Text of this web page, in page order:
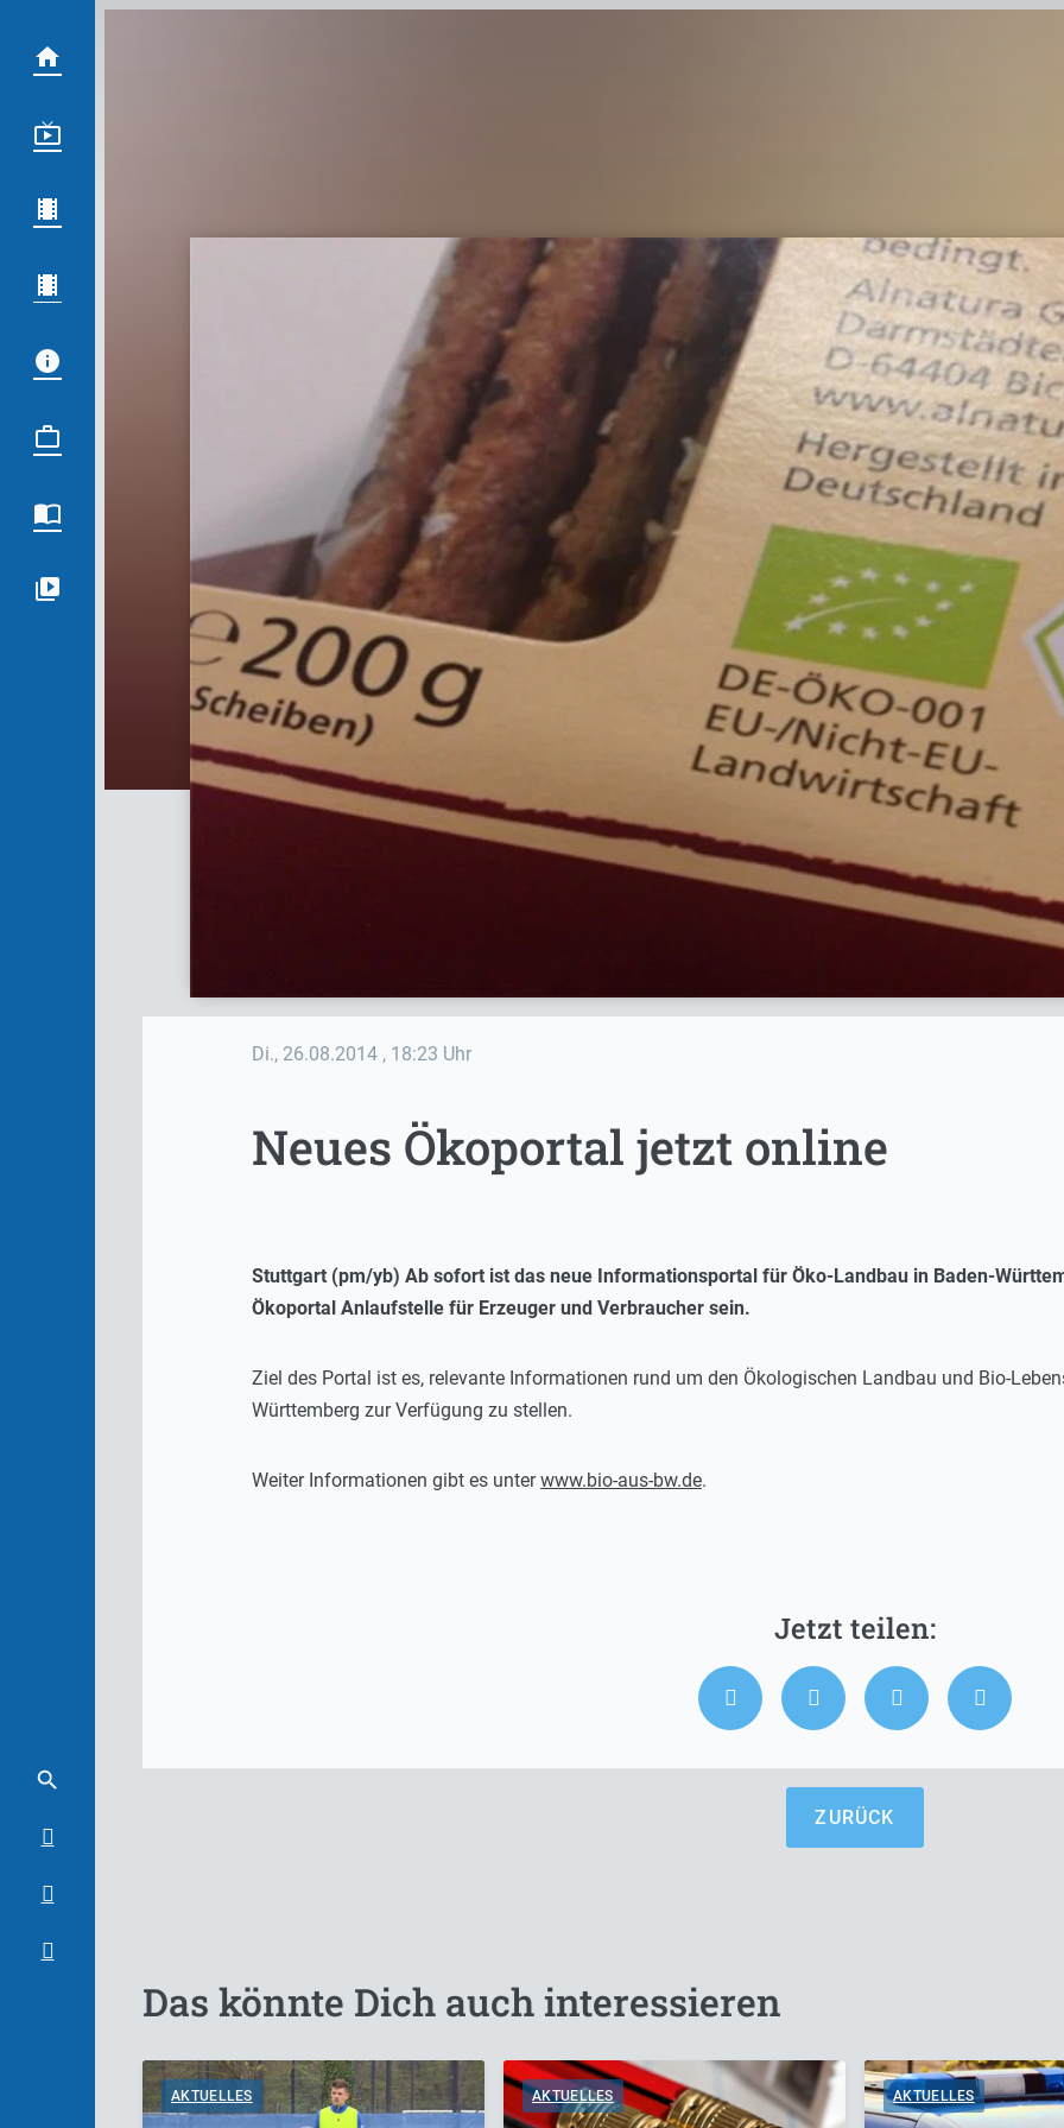
Di., 26.08.2014 , 18:23 Uhr
Neues Ökoportal jetzt online
Stuttgart (pm/yb) Ab sofort ist das neue Informationsportal für Öko-Landbau in Baden-
Ökoportal Anlaufstelle für Erzeuger und Verbraucher sein.
Ziel des Portal ist es, relevante Informationen rund um den Ökologischen Landbau und Bio-
Württemberg zur Verfügung zu stellen.
Weiter Informationen gibt es unterwww.bio-aus-bw.de.
ZURÜCK
Das könnte Dich auch interessieren
AKTUELLES AKTUELLES AKTUELLES